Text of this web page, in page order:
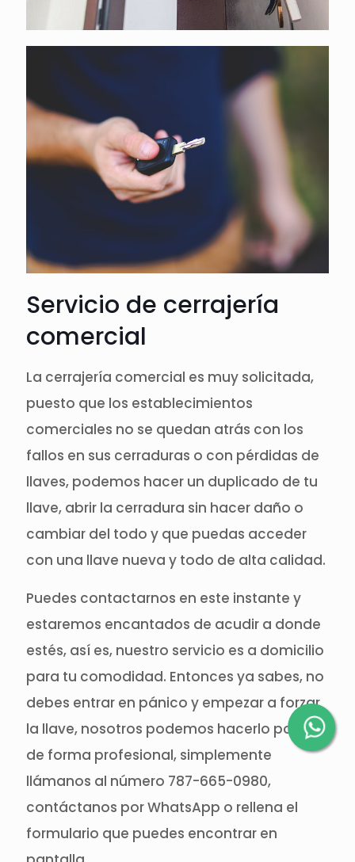
Servicio de cerrajería
comercial
La cerrajería comercial es muy solicitada,
puesto que los establecimientos
comerciales no se quedan atrás con los
fallos en sus cerraduras o con pérdidas de
llaves, podemos hacer un duplicado de tu
llave, abrir la cerradura sin hacer daño o
cambiar del todo y que puedas acceder
con una llave nueva y todo de alta calidad.
Puedes contactarnos en este instante y
estaremos encantados de acudir a donde
estés, así es, nuestro servicio es a domicilio
para tu comodidad. Entonces ya sabes, no
debes entrar en pánico y empezar a forzar
la llave, nosotros podemos hacerlo por ti
de forma profesional, simplemente
llámanos al número 787-665-0980,
contáctanos por WhatsApp o rellena el
formulario que puedes encontrar en